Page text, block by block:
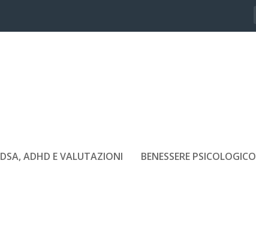
DSA, ADHD E VALUTAZIONI BENESSERE PSICOLOGICO